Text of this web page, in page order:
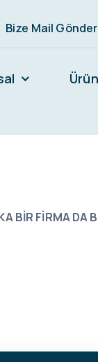
Bize Mail
BİR FİRMA DA